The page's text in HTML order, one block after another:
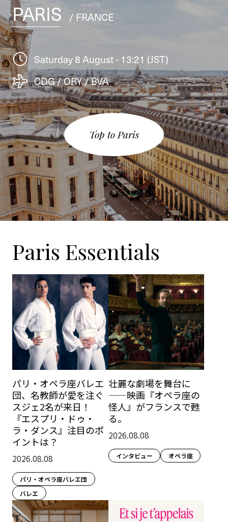
PARIS / FRANCE
Saturday 8 August - 13:21 (JST)
CDG / ORY / BVA
Top to Paris
Paris Essentials
パリ・オペラ座バレエ
団、名教師が愛を注ぐ
スジェ2名が来日！
『エスプリ・ドゥ・
ラ・ダンス』注目のポ
イントは？
2026.08.08
パリ・オペラ座バレエ団
バレエ
壮麗な劇場を舞台に
——映画『オペラ座の
怪人』がフランスで甦
る。
2026.08.08
インタビュー オペラ座